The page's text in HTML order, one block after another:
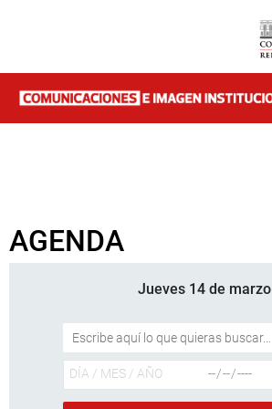
AGENDA
Jueves 14 de marzo